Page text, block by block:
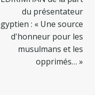
du présentateur
: « Une source
d'honneur pour les
musulmans et les
opprimés… »